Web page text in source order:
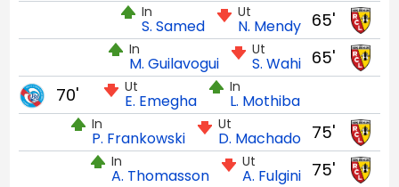
65'
Ut
N. Mendy
In
S. Samed
65'
Ut
S. Wahi
In
M. Guilavogui
Ut
E. Emegha
In
L. Mothiba
70'
75'
Ut
D. Machado
In
P. Frankowski
75'
Ut
A. Fulgini
In
A. Thomasson